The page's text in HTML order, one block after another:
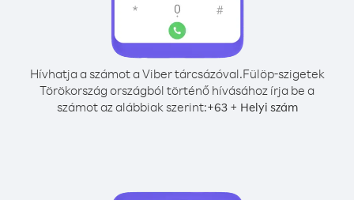
Hívhatja a számot a Viber tárcsázóval.Fülöp-szigetek
Törökország országból történő hívásához írja be a
számot az alábbiak szerint:+63+ Helyi szám